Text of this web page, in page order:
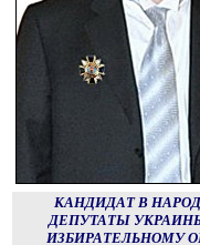
КАНДИДАТ В
ДЕПУТАТЫ
ИЗБИРАТЕЛЬНОМУ